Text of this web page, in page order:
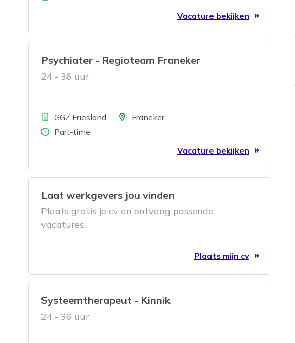
Vacature bekijken
Psychiater - Regioteam Franeker
24 - 36 uur
BedrijfGGZ Friesland LocatieFraneker
Aantal uren
Part-time
Vacature bekijken
Laat werkgevers jou vinden
Plaats gratis je cv en ontvang passende
vacatures.
Plaats mijn cv
Systeemtherapeut - Kinnik
24 - 36 uur